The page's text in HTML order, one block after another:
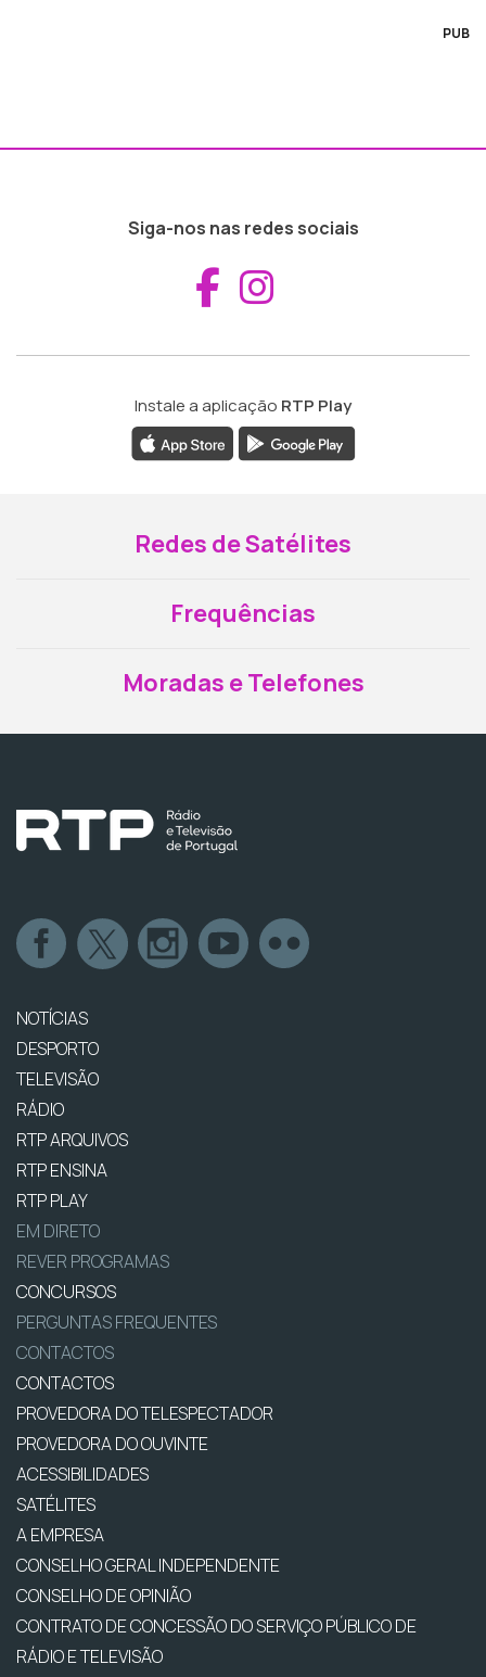
PUB
Siga-nos nas redes sociais
Aceder ao
Instale a aplicação RTP Play
Redes de Satélites
Frequências
Moradas e Telefones
NOTÍCIAS
DESPORTO
TELEVISÃO
RÁDIO
RTP ARQUIVOS
RTP ENSINA
RTP PLAY
EM DIRETO
REVER PROGRAMAS
CONCURSOS
PERGUNTAS FREQUENTES
CONTACTOS
CONTACTOS
PROVEDORA DO TELESPECTADOR
PROVEDORA DO OUVINTE
ACESSIBILIDADES
SATÉLITES
A EMPRESA
CONSELHO GERAL INDEPENDENTE
CONSELHO DE OPINIÃO
CONTRATO DE CONCESSÃO DO SERVIÇO PÚBLICO DE
RÁDIO E TELEVISÃO